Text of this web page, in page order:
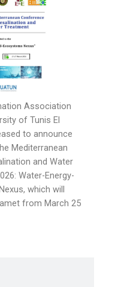
Association
of Tunis El
to announce
Mediterranean
and Water
: Water-Energy-
which will
from March 25